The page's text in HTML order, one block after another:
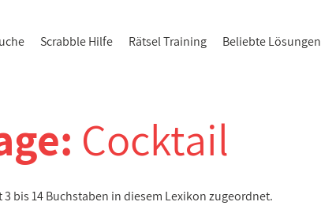
Scrabble Hilfe Rätsel Training Beliebte Lösungen
Cocktail
bis 14 Buchstaben in diesem Lexikon zugeordnet.